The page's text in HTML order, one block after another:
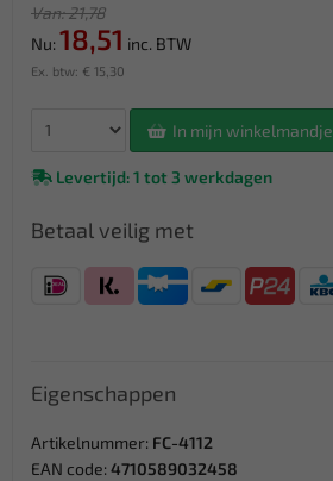
Van: 21,78
Nu: 18,51 inc. BTW
Ex. btw: € 15,30
In mijn winkelmandje
Levertijd: 1 tot 3 werkdagen
Betaal veilig met
Eigenschappen
Artikelnummer: FC-4112
EAN code: 4710589032458